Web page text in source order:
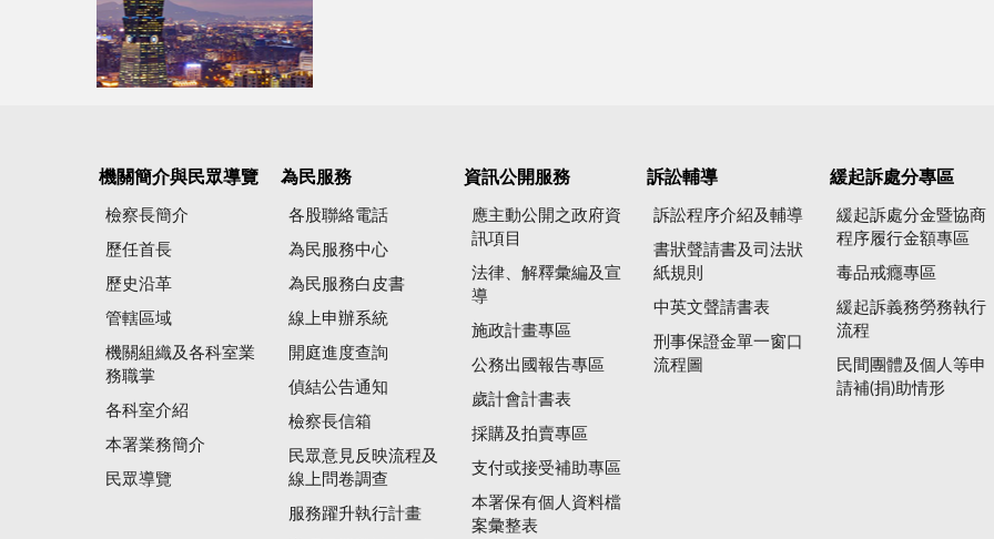
機關簡介與民眾導覽
檢察長簡介
歷任首長
歷史沿革
管轄區域
機關組織及各科室業
務職掌
各科室介紹
本署業務簡介
民眾導覽
為民服務
各股聯絡電話
為民服務中心
為民服務白皮書
線上申辦系統
開庭進度查詢
偵結公告通知
檢察長信箱
民眾意見反映流程及
線上問卷調查
服務躍升執行計畫
資訊公開服務
應主動公開之政府資
訊項目
法律、解釋彙編及宣
導
施政計畫專區
公務出國報告專區
歲計會計書表
採購及拍賣專區
支付或接受補助專區
本署保有個人資料檔
案彙整表
訴訟輔導
訴訟程序介紹及輔導
書狀聲請書及司法狀
紙規則
中英文聲請書表
刑事保證金單一窗口
流程圖
緩起訴處分專區
緩起訴處分金暨協商
程序履行金額專區
毒品戒癮專區
緩起訴義務勞務執行
流程
民間團體及個人等申
請補(捐)助情形